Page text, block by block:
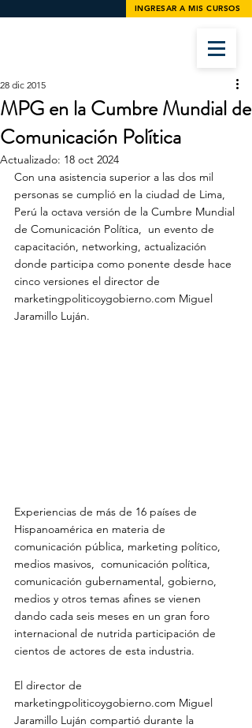
INGRESAR A MIS CURSOS
MPG en la Cumbre Mundial de
Comunicación Política
28 dic 2015
Actualizado: 18 oct 2024
Con una asistencia superior a las dos mil
personas se cumplió en la ciudad de Lima,
Perú la octava versión de la Cumbre Mundial
de Comunicación Política,  un evento de
capacitación, networking, actualización
donde participa como ponente desde hace
cinco versiones el director de
marketingpoliticoygobierno.com Miguel
Experiencias de más de 16 países de
Hispanoamérica en materia de
comunicación pública, marketing político,
medios masivos,  comunicación política,
comunicación gubernamental, gobierno,
medios y otros temas afines se vienen
dando cada seis meses en un gran foro
internacional de nutrida participación de
cientos de actores de esta industria.
El director de
marketingpoliticoygobierno.com Miguel
Jaramillo Luján compartió durante la